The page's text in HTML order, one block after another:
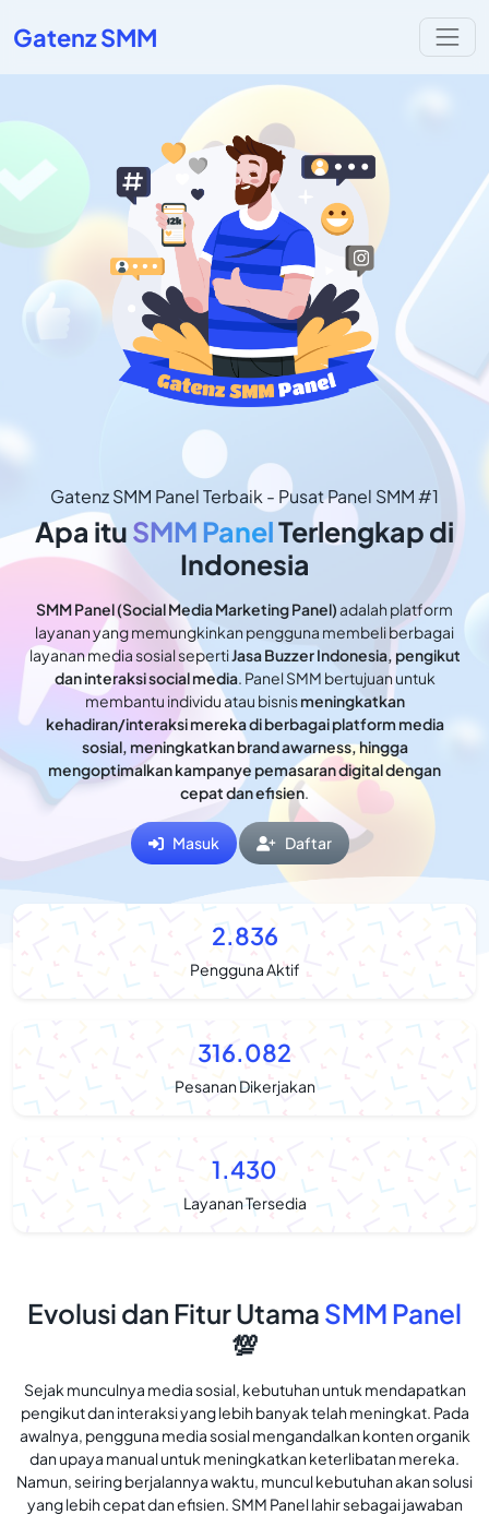
Gatenz SMM
Gatenz SMM Panel Terbaik - Pusat Panel SMM #1
Apa ituSMM PanelTerlengkap di
Indonesia
SMM Panel (Social Media Marketing Panel)adalah platform
layanan yang memungkinkan pengguna membeli berbagai
layanan media sosial sepertiJasa Buzzer Indonesia, pengikut
dan interaksi social media. Panel SMM bertujuan untuk
membantu individu atau bisnismeningkatkan
kehadiran/interaksi mereka di berbagai platform media
sosial, meningkatkan brand awarness, hingga
mengoptimalkan kampanye pemasaran digital dengan
cepat dan efisien.
Masuk Daftar
2.836
Pengguna Aktif
316.082
Pesanan Dikerjakan
1.430
Layanan Tersedia
Evolusi dan Fitur Utama SMM Panel
💯
Sejak munculnya media sosial, kebutuhan untuk mendapatkan
pengikut dan interaksi yang lebih banyak telah meningkat. Pada
awalnya, pengguna media sosial mengandalkan konten organik
dan upaya manual untuk meningkatkan keterlibatan mereka.
Namun, seiring berjalannya waktu, muncul kebutuhan akan solusi
yang lebih cepat dan efisien. SMM Panel lahir sebagai jawaban